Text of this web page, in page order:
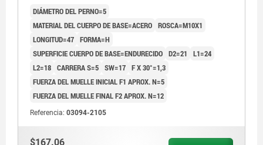
DIÁMETRO DEL PERNO=5
MATERIAL DEL CUERPO DE BASE=ACERO ROSCA=M10X1
LONGITUD=47 FORMA=H
SUPERFICIE CUERPO DE BASE=ENDURECIDO D2=21
L1=24
L2=18 CARRERA S=5 SW=17 F X 30°=1,3
FUERZA DEL MUELLE INICIAL F1 APROX. N=5
FUERZA DEL MUELLE FINAL F2 APROX. N=12
Referencia: 03094-2105
$167.06